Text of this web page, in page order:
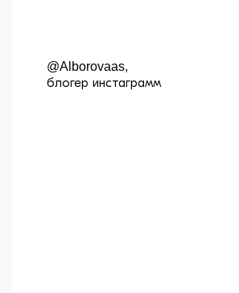
@Alborovaas,
блогер инстаграмм